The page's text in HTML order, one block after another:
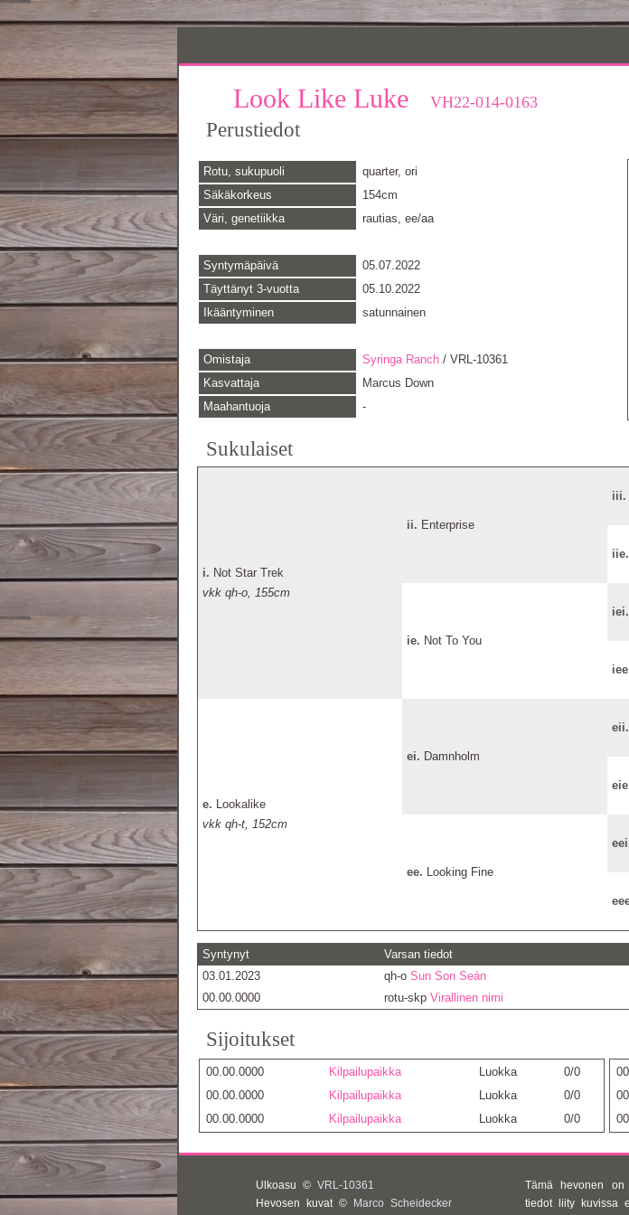
Look Like Luke VH22-014-0163
Perustiedot
Rotu, sukupuoli
quarter, ori
Säkäkorkeus
154cm
Väri, genetiikka
rautias, ee/aa
Syntymäpäivä
05.07.2022
Täyttänyt 3-vuotta
05.10.2022
Ikääntyminen
satunnainen
Omistaja Syringa Ranch/ VRL-10361
Kasvattaja
Marcus Down
Maahantuoja
-
Sukulaiset
i. Not Star Trek
vkk qh-o, 155cm
ii. Enterprise
iii.
iie.
ie. Not To You
iei.
e. Lookalike
vkk qh-t, 152cm
ei. Damnholm
eii.
ee. Looking Fine
Syntynyt Varsan tiedot
03.01.2023
qh-o Sun Son Seán
00.00.0000
rotu-skp Virallinen nimi
Sijoitukset
00.00.0000 Kilpailupaikka Luokka
0/0
00.00.0000
Kilpailupaikka Luokka
0/0
00.00.0000
Kilpailupaikka Luokka 0/0
Ulkoasu © VRL-10361
Hevosen kuvat ©
Marco Scheidecker
Tämä hevonen on
tiedot liity kuvissa